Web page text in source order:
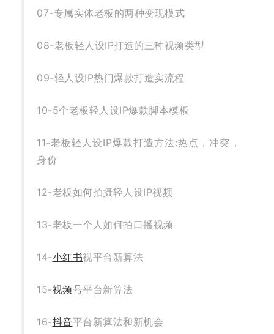
07-专属实体老板的两种变现模式
08-老板轻人设IP打造的三种视频类型
09-轻人设IP热门爆款打造实流程
10-5个老板轻人设IP爆款脚本模板
11-老板轻人设IP爆款打造方法:热点，冲突，
身份
12-老板如何拍摄轻人设IP视频
13-老板一个人如何拍口播视频
14-小红书视平台新算法
15-视频号平台新算法
16-抖音平台新算法和新机会